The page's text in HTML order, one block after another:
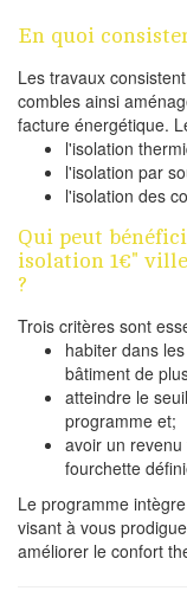
En quoi
Les travaux
combles ainsi
facture énergétique.
l'isolation
l'isolation par
l'isolation des
Qui peut
isolation 1€"
?
Trois critères sont
habiter dans
bâtiment de
atteindre le
programme et;
avoir un
fourchette
Le programme
visant à vous
améliorer le confort